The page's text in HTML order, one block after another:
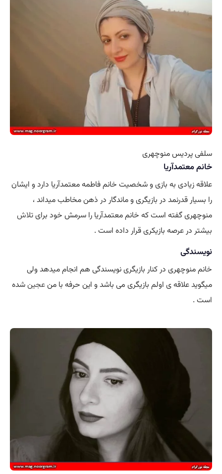
سلفی پردیس منوچهری
خانم معتمدآریا
علاقه زیادی به بازی و شخصیت خانم فاطمه معتمدآریا دارد و ایشان
را بسیار قدرنمد در بازیگری و ماندگار در ذهن مخاطب میداند ،
منوچهری گفته است که خانم معتمدآریا را سرمش خود برایتلاش
بیشتر در عرصه بازیکری قرار داده است .
نویسندگی
خانم منوچهری در کنار بازیگری نویسندگی هم انجام میدهد ولی
میگوید علاقه ی اولم بازیگری می باشد و این حرفه با منعجینشده
است .